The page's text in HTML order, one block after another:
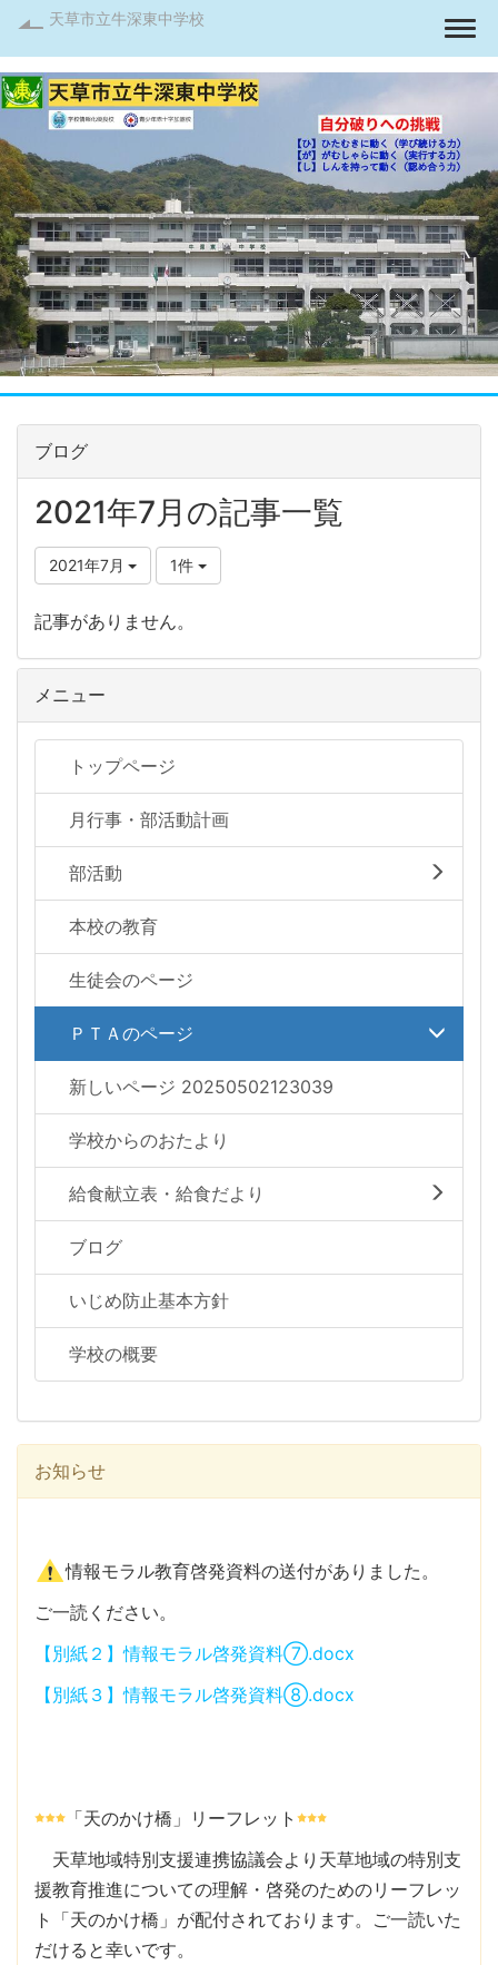
天草市立牛深東中学校
ブログ
2021年7月の記事一覧
2021年7月 1件
記事がありません。
メニュー
トップページ
月行事・部活動計画
部活動
本校の教育
生徒会のページ
ＰＴＡのページ
新しいページ 20250502123039
学校からのおたより
給食献立表・給食だより
ブログ
いじめ防止基本方針
学校の概要
お知らせ
情報モラル教育啓発資料の送付がありました。
ご一読ください。
【別紙２】情報モラル啓発資料⑦.docx
【別紙３】情報モラル啓発資料⑧.docx
「天のかけ橋」リーフレット
天草地域特別支援連携協議会より天草地域の特別支
援教育推進についての理解・啓発のためのリーフレッ
ト「天のかけ橋」が配付されております。ご一読いた
だけると幸いです。